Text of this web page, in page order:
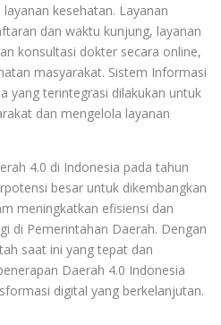
kesehatan. Layanan
dan waktu kunjung, layanan
konsultasi dokter secara online,
masyarakat. Sistem Informasi
yang terintegrasi dilakukan untuk
dan mengelola layanan
4.0 di Indonesia pada tahun
besar untuk dikembangkan
meningkatkan efisiensi dan
di Pemerintahan Daerah. Dengan
saat ini yang tepat dan
Daerah 4.0 Indonesia
digital yang berkelanjutan.